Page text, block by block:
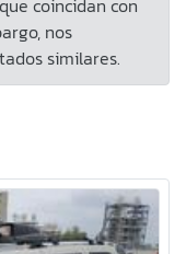
nos
similares.